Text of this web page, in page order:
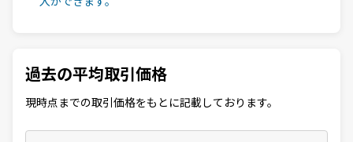
過去の平均取引価格
現時点までの取引価格をもとに記載しております。